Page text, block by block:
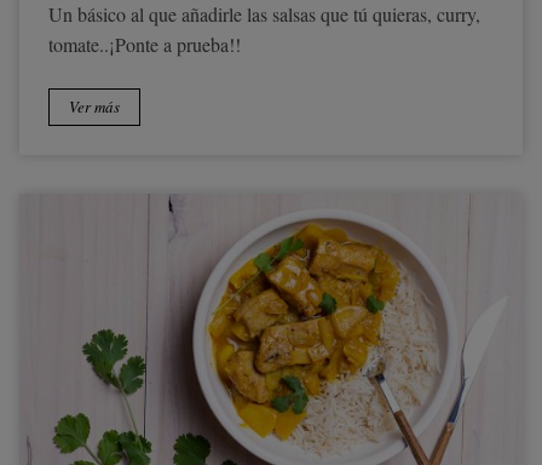
Un básico al que añadirle las salsas que tú quieras, curry,
tomate..¡Ponte a prueba!!
Ver más